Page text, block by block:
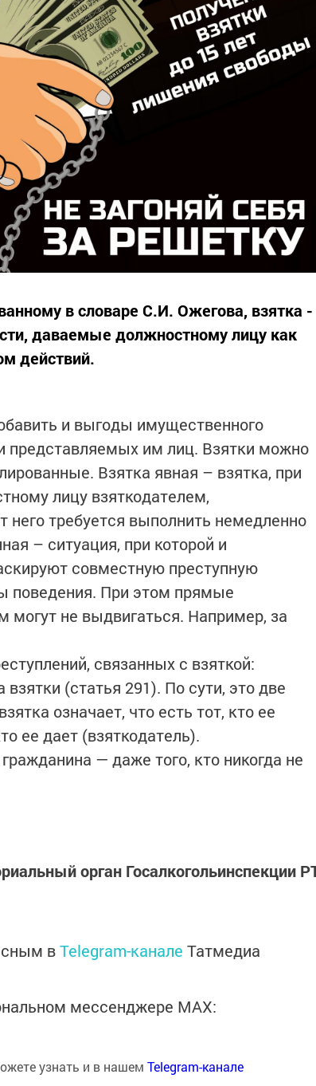
в словаре С.И. Ожегова, взятка -
даваемые должностному лицу как
действий.
и выгоды имущественного
представляемых им лиц. Взятки можно
Взятка явная – взятка, при
лицу взяткодателем,
него требуется выполнить немедленно
– ситуация, при которой и
совместную преступную
поведения. При этом прямые
могут не выдвигаться. Например, за
связанных с взяткой:
(статья 291). По сути, это две
означает, что есть тот, кто ее
ее дает (взяткодатель).
— даже того, кто никогда не
орган Госалкогольинспекции
вTelegram-канале Татмедиа
мессенджере MАХ:
узнать и в нашем Telegram-канале